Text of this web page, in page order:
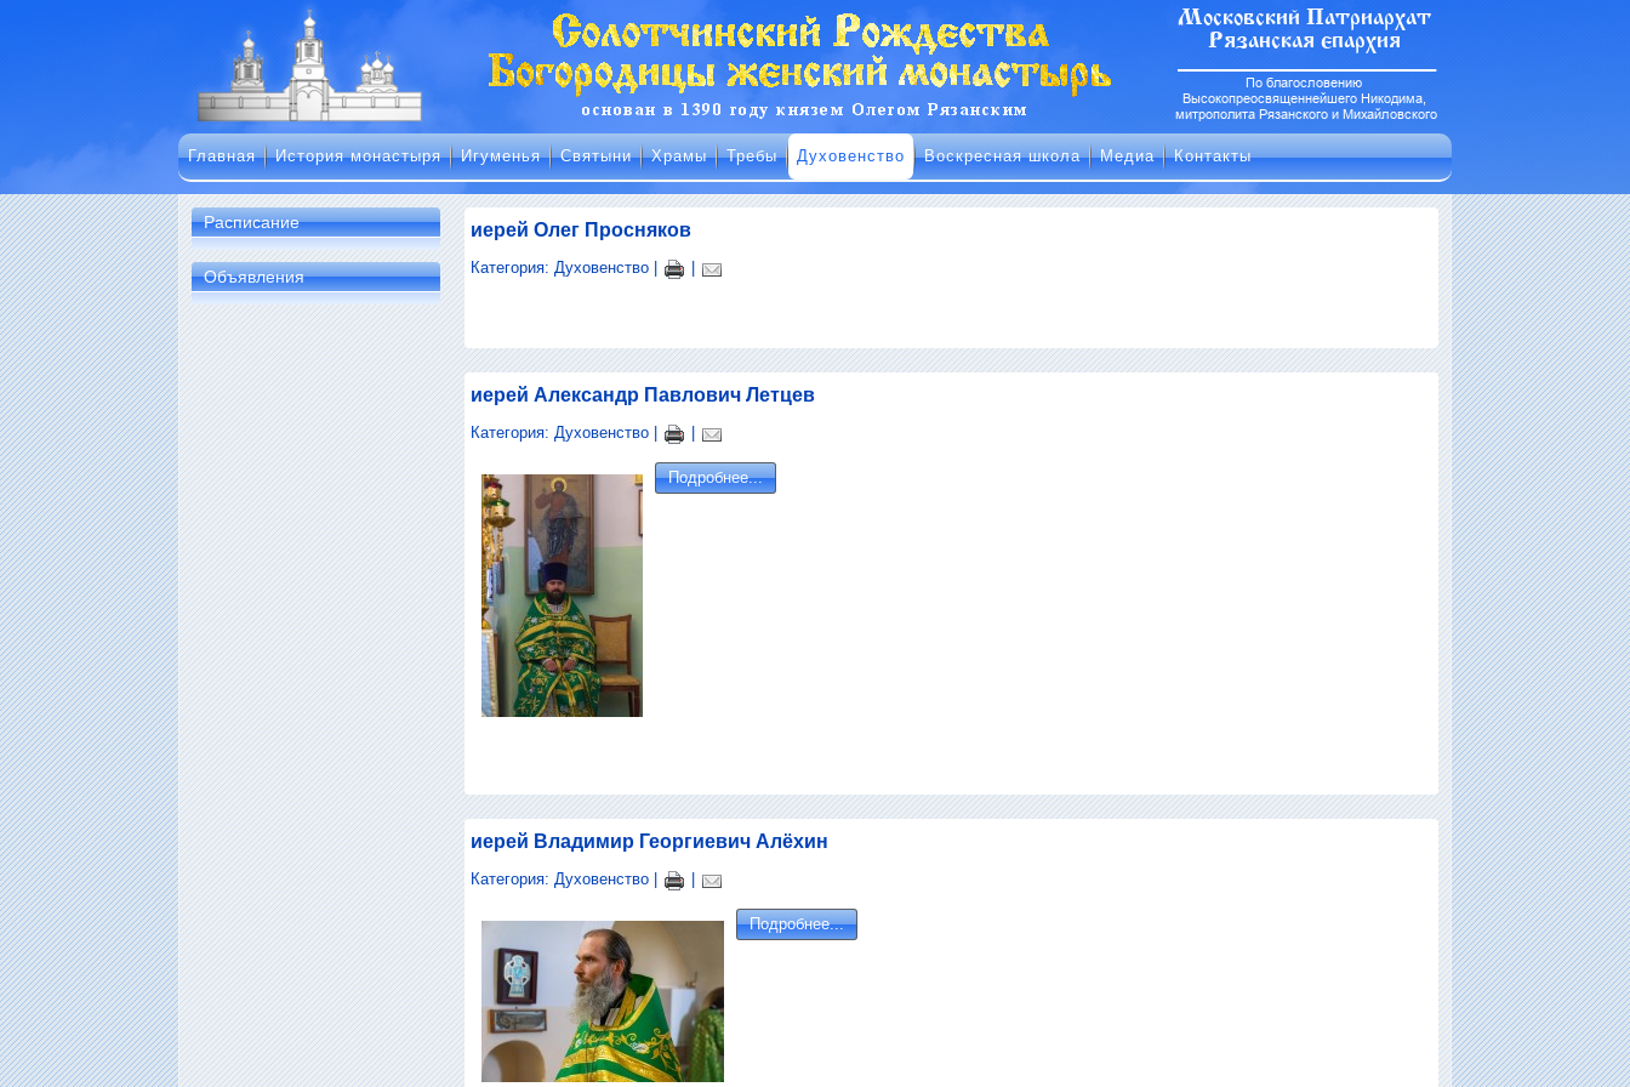
Главная История монастыря Игуменья Святыни Храмы Требы Духовенство Воскресная школа Медиа Контакты
Расписание
Объявления
иерей Олег Просняков
Категория: Духовенство
иерей Александр Павлович Летцев
Категория: Духовенство
Подробнее...
иерей Владимир Георгиевич Алёхин
Категория: Духовенство
Подробнее...